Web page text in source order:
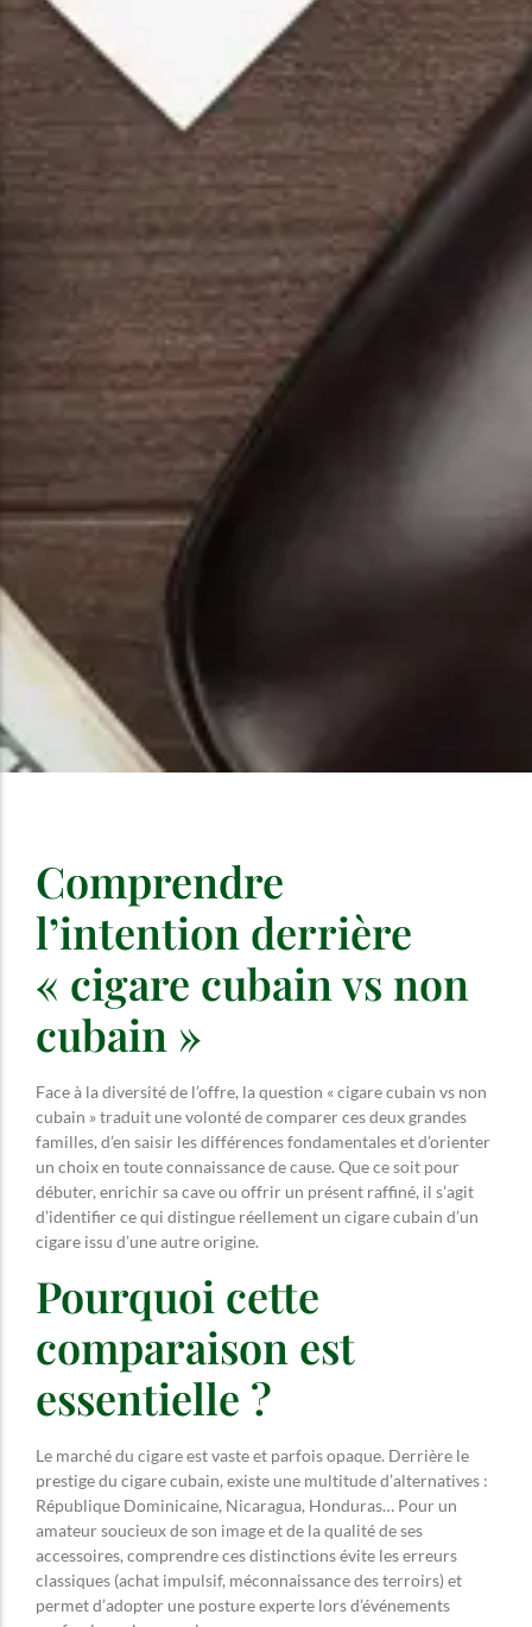
Comprendre
l’intention derrière
« cigare cubain vs non
cubain »
Face à la diversité de l’offre, la question « cigare cubain vs non
cubain » traduit une volonté de comparer ces deux grandes
familles, d’en saisir les différences fondamentales et d’orienter
un choix en toute connaissance de cause. Que ce soit pour
débuter, enrichir sa cave ou offrir un présent raffiné, il s’agit
d’identifier ce qui distingue réellement un cigare cubain d’un
cigare issu d’une autre origine.
Pourquoi cette
comparaison est
essentielle ?
Le marché du cigare est vaste et parfois opaque. Derrière le
prestige du cigare cubain, existe une multitude d’alternatives :
République Dominicaine, Nicaragua, Honduras… Pour un
amateur soucieux de son image et de la qualité de ses
accessoires, comprendre ces distinctions évite les erreurs
classiques (achat impulsif, méconnaissance des terroirs) et
permet d’adopter une posture experte lors d’événements